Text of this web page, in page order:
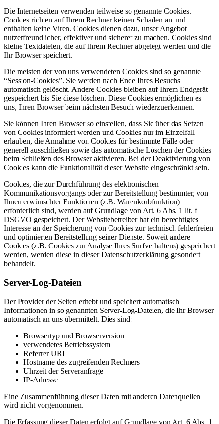
Die Internetseiten verwenden teilweise so genannte Cookies.
Cookies richten auf Ihrem Rechner keinen Schaden an und
enthalten keine Viren. Cookies dienen dazu, unser Angebot
nutzerfreundlicher, effektiver und sicherer zu machen. Cookies sind
kleine Textdateien, die auf Ihrem Rechner abgelegt werden und die
Ihr Browser speichert.
Die meisten der von uns verwendeten Cookies sind so genannte
“Session-Cookies”. Sie werden nach Ende Ihres Besuchs
automatisch gelöscht. Andere Cookies bleiben auf Ihrem Endgerät
gespeichert bis Sie diese löschen. Diese Cookies ermöglichen es
uns, Ihren Browser beim nächsten Besuch wiederzuerkennen.
Sie können Ihren Browser so einstellen, dass Sie über das Setzen
von Cookies informiert werden und Cookies nur im Einzelfall
erlauben, die Annahme von Cookies für bestimmte Fälle oder
generell ausschließen sowie das automatische Löschen der Cookies
beim Schließen des Browser aktivieren. Bei der Deaktivierung von
Cookies kann die Funktionalität dieser Website eingeschränkt sein.
Cookies, die zur Durchführung des elektronischen
Kommunikationsvorgangs oder zur Bereitstellung bestimmter, von
Ihnen erwünschter Funktionen (z.B. Warenkorbfunktion)
erforderlich sind, werden auf Grundlage von Art. 6 Abs. 1 lit. f
DSGVO gespeichert. Der Websitebetreiber hat ein berechtigtes
Interesse an der Speicherung von Cookies zur technisch fehlerfreien
und optimierten Bereitstellung seiner Dienste. Soweit andere
Cookies (z.B. Cookies zur Analyse Ihres Surfverhaltens) gespeichert
werden, werden diese in dieser Datenschutzerklärung gesondert
behandelt.
Server-Log-Dateien
Der Provider der Seiten erhebt und speichert automatisch
Informationen in so genannten Server-Log-Dateien, die Ihr Browser
automatisch an uns übermittelt. Dies sind:
Browsertyp und Browserversion
verwendetes Betriebssystem
Referrer URL
Hostname des zugreifenden Rechners
Uhrzeit der Serveranfrage
IP-Adresse
Eine Zusammenführung dieser Daten mit anderen Datenquellen
wird nicht vorgenommen.
Die Erfassung dieser Daten erfolgt auf Grundlage von Art. 6 Abs. 1